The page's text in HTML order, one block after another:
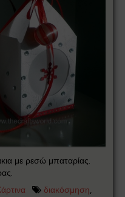
με ρεσώ μπαταρίας.
διακόσμηση,